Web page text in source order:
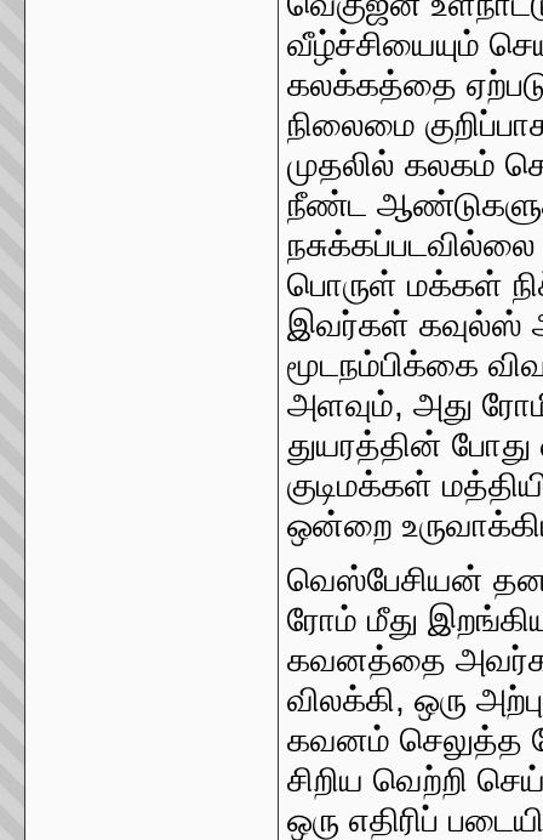
வீழ்ச்சியையும்
கலக்கத்தை
நிலைமை
முதலில் கலகம்
நீண்ட
நசுக்கப்படவில்லை
பொருள் மக்கள்
இவர்கள் கவுல்ஸ்
மூடநம்பிக்கை
அளவும், அது
துயரத்தின் போது
குடிமக்கள்
ஒன்றை
வெஸ்பேசியன்
ரோம் மீது
கவனத்தை
விலக்கி, ஒரு
கவனம் செலுத்த
சிறிய வெற்றி
ஒரு எதிரிப்